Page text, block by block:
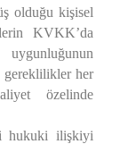
olduğu kişisel
KVKK’da
gereklilikler her
özelinde
hukuki ilişkiyi